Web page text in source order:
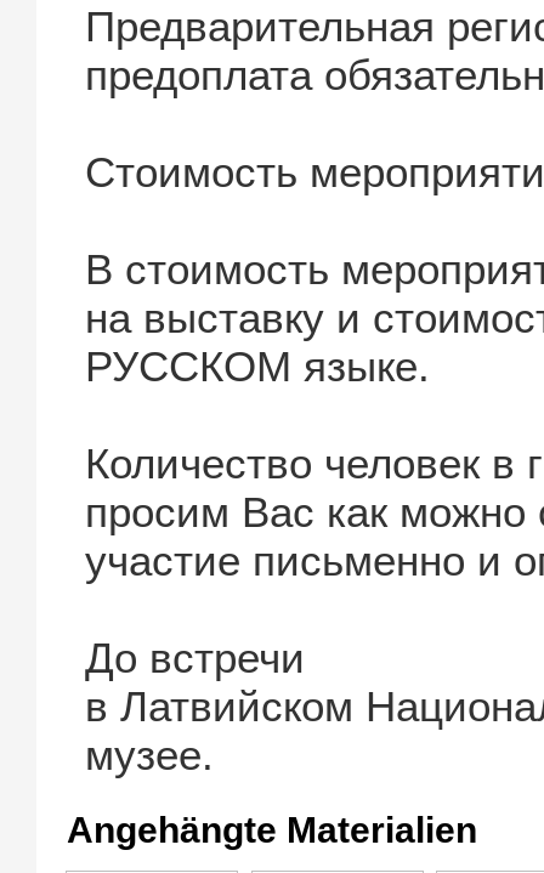
Предварительная
предоплата
Стоимость
В стоимость
на выставку и
РУССКОМ языке.
Количество человек в
просим Вас как можно
участие письменно и
До встречи
в Латвийском
музее.
Angehängte Materialien